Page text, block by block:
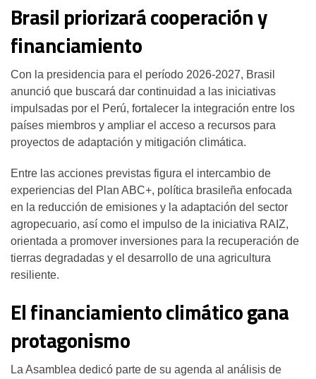
Brasil priorizará cooperación y
financiamiento
Con la presidencia para el período 2026-2027, Brasil
anunció que buscará dar continuidad a las iniciativas
impulsadas por el Perú, fortalecer la integración entre los
países miembros y ampliar el acceso a recursos para
proyectos de adaptación y mitigación climática.
Entre las acciones previstas figura el intercambio de
experiencias del Plan ABC+, política brasileña enfocada
en la reducción de emisiones y la adaptación del sector
agropecuario, así como el impulso de la iniciativa RAIZ,
orientada a promover inversiones para la recuperación de
tierras degradadas y el desarrollo de una agricultura
resiliente.
El financiamiento climático gana
protagonismo
La Asamblea dedicó parte de su agenda al análisis de